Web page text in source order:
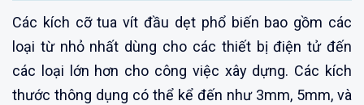
Các kích cỡ tua vít đầu dẹt phổ biến bao gồm các
loại từ nhỏ nhất dùng cho các thiết bị điện tử đến
các loại lớn hơn cho công việc xây dựng. Các kích
thước thông dụng có thể kể đến như 3mm, 5mm, và